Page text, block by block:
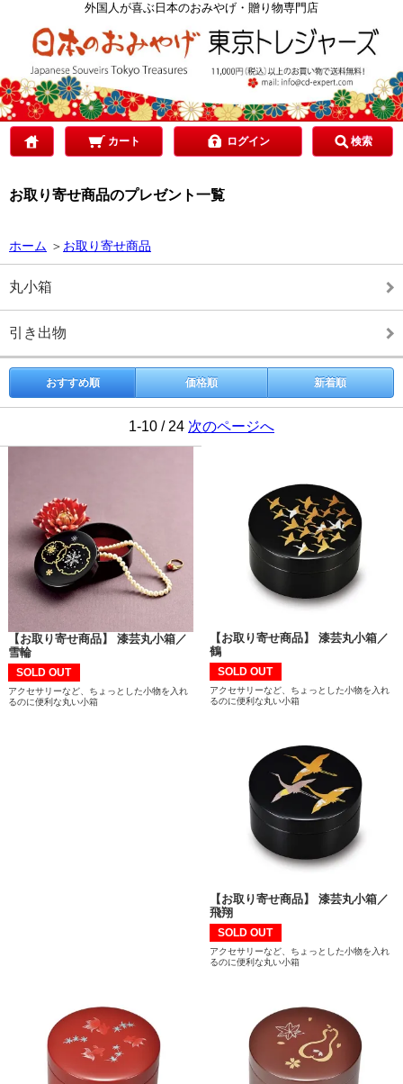
外国人が喜ぶ日本のおみやげ・贈り物専門店
カート ログイン 検索
お取り寄せ商品のプレゼント一覧
ホーム ＞ お取り寄せ商品
丸小箱
引き出物
おすすめ順 価格順 新着順
1-10 / 24 次のページへ
【お取り寄せ商品】 漆芸丸小箱／
雪輪
SOLD OUT
アクセサリーなど、ちょっとした小物を入れ
るのに便利な丸い小箱
【お取り寄せ商品】 漆芸丸小箱／
鶴
SOLD OUT
アクセサリーなど、ちょっとした小物を入れ
るのに便利な丸い小箱
【お取り寄せ商品】 漆芸丸小箱／
飛翔
SOLD OUT
アクセサリーなど、ちょっとした小物を入れ
るのに便利な丸い小箱
ご予算で選ぶ
贈り先で選ぶ
目的で選ぶ